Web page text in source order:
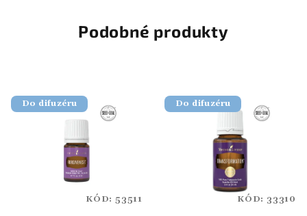
Podobné produkty
Do difuzéru
KÓD: 53511
Do difuzéru
KÓD: 33310